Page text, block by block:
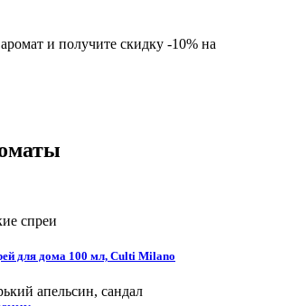
и получите скидку -10% на
спреи
для дома 100 мл, Culti Milano
апельсин, сандал